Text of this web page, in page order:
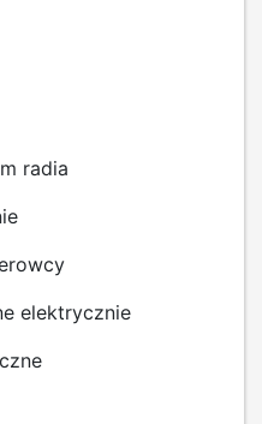
radia
elektrycznie